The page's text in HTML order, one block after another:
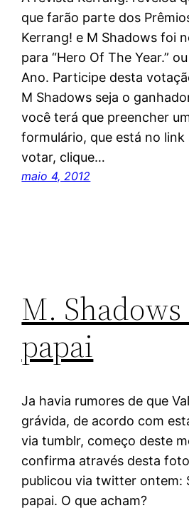
que farão parte dos
Kerrang! e M Shadows foi
para “Hero Of The Year.”
Ano. Participe desta
M Shadows seja o
você terá que preencher
formulário, que está no link
votar, clique…
maio 4, 2012
M.
papai
Ja havia rumores de que
grávida, de acordo com
via tumblr, começo deste
confirma através desta
publicou via twitter ontem:
papai. O que acham?